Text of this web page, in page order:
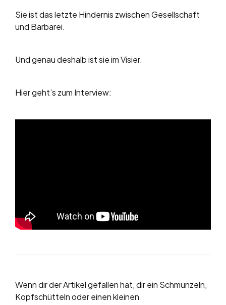
Sie ist das letzte Hindernis zwischen Gesellschaft
und Barbarei.
Und genau deshalb ist sie im Visier.
Hier geht’s zum Interview:
Wenn dir der Artikel gefallen hat, dir ein Schmunzeln,
Kopfschütteln oder einen kleinen